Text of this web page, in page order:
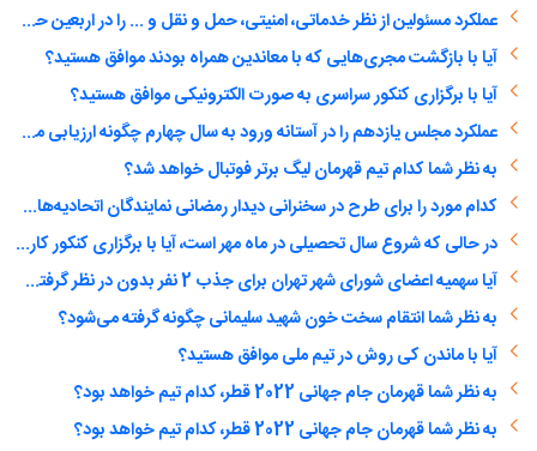
عملکرد مسئولین از نظر خدماتی، امنیتی، حمل و نقل و ... را در اربعین حسینی امسال چگونه ارزیابی می‌کنید؟
آیا با بازگشت مجری‌هایی که با معاندین همراه بودند موافق هستید؟
آیا با برگزاری کنکور سراسری به صورت الکترونیکی موافق هستید؟
عملکرد مجلس یازدهم را در آستانه ورود به سال چهارم چگونه ارزیابی می‌کنید؟
به نظر شما کدام تیم قهرمان لیگ برتر فوتبال خواهد شد؟
کدام مورد را برای طرح در سخنرانی دیدار رمضانی نمایندگان اتحادیه‌های دانشجویی مناسب‌تر می‌دانید؟ (انتخاب چند گزینه ممکن است)
در حالی که شروع سال تحصیلی در ماه مهر است، آیا با برگزاری کنکور کارشناسی ارشد و دکتری در اسفند ماه موافق هستید؟
آیا سهمیه اعضای شورای شهر تهران برای جذب 2 نفر بدون در نظر گرفتن مدرک و سابقه کار همانند یک دختر دهه هشتادی را درست می‌دانید؟
به نظر شما انتقام سخت خون شهید سلیمانی چگونه گرفته می‌شود؟
آیا با ماندن کی روش در تیم ملی موافق هستید؟
به نظر شما قهرمان جام جهانی 2022 قطر، کدام تیم خواهد بود؟
به نظر شما قهرمان جام جهانی 2022 قطر، کدام تیم خواهد بود؟